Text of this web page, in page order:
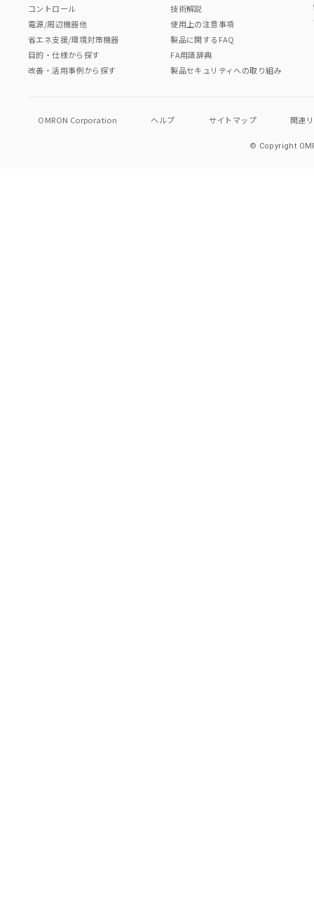
コントロール
電源/周辺機器他
省エネ支援/環境対策機器
目的・仕様から探す
改善・活用事例から探す
技術解説
使用上の注意事項
製品に関するFAQ
FA用語辞典
製品セキュリティへの取り組み
OMRON Corporation ヘルプ サイトマップ 関連
© Copyright